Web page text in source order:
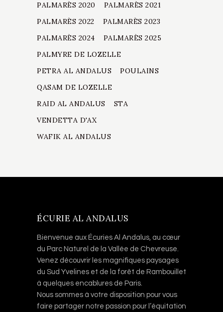
PALMARÈS 2020
PALMARÈS 2021
PALMARÈS 2022
PALMARÈS 2023
PALMARÈS 2024
PALMARÈS 2025
PALMYRE DE LOZELLE
PETRA AL ANDALUS
POULAINS
QASAM DE LOZELLE
RAID AL ANDALUS
STA
VENDETTA D'AX
WAFIK AL ANDALUS
ÉCURIE AL ANDALUS
Bienvenue aux Écuries Al Andalus, au cœur
du Parc Naturel de la Vallée de Chevreuse.
Venez découvrir les magnifiques paysages
du Sud Yvelines et de la forêt de Rambouillet
à quelques encablures de Paris.
Nous sommes à votre disposition pour vous
faire partager notre passion pour l’équitation